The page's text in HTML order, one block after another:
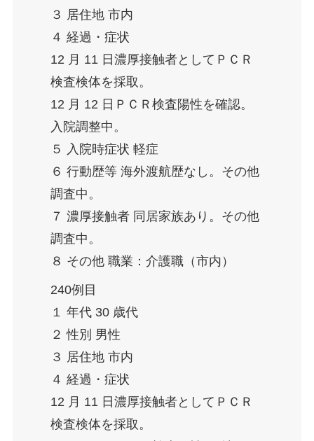
３ 居住地 市内
４ 経過・症状
12 月 11 日濃厚接触者としてＰＣＲ
検査検体を採取。
12 月 12 日ＰＣＲ検査陽性を確認。
入院調整中。
５ 入院時症状 軽症
６ 行動歴等 海外渡航歴なし。その他
調査中。
７ 濃厚接触者 同居家族あり。その他
調査中。
８ その他 職業：介護職（市内）
240例目
１ 年代 30 歳代
２ 性別 男性
３ 居住地 市内
４ 経過・症状
12 月 11 日濃厚接触者としてＰＣＲ
検査検体を採取。